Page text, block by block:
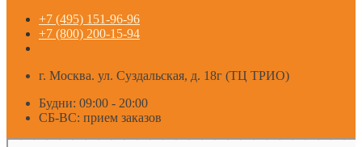
+7 (495) 151-96-96
+7 (800) 200-15-94
г. Москва. ул. Суздальская, д. 18г (ТЦ ТРИО)
Будни: 09:00 - 20:00
СБ-ВС: прием заказов